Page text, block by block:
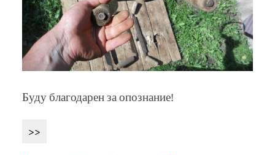
Буду благодарен за опознание!
>>